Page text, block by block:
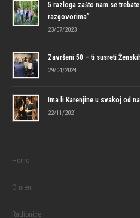
5 razloga zašto nam se
razgovorima”
23/07/2023
Završeni 50 – ti susreti
29/04/2024
Ima li Karenjine u svakoj od
22/11/2021
Home
O meni
Radionice